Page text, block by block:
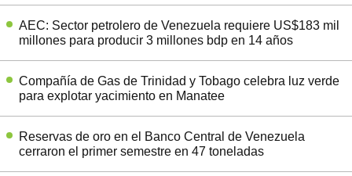
AEC: Sector petrolero de Venezuela requiere US$183 mil
millones para producir 3 millones bdp en 14 años
Compañía de Gas de Trinidad y Tobago celebra luz verde
para explotar yacimiento en Manatee
Reservas de oro en el Banco Central de Venezuela
cerraron el primer semestre en 47 toneladas